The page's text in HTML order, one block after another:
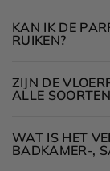
KAN IK DE
RUIKEN?
ZIJN DE
ALLE
WAT IS HET
BADKAMER-,